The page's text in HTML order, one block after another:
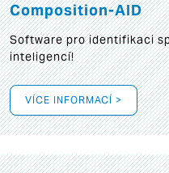
Composition-AID
Software pro identifikaci
inteligencí!
VÍCE INFORMACÍ >